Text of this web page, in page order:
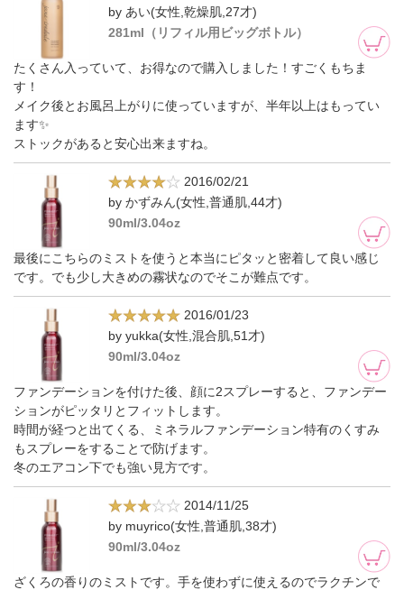
by あい(女性,乾燥肌,27才)
281ml（リフィル用ビッグボトル）
たくさん入っていて、お得なので購入しました！すごくもちま
す！
メイク後とお風呂上がりに使っていますが、半年以上はもってい
ます✨
ストックがあると安心出来ますね。
2016/02/21
by かずみん(女性,普通肌,44才)
90ml/3.04oz
最後にこちらのミストを使うと本当にピタッと密着して良い感じ
です。でも少し大きめの霧状なのでそこが難点です。
2016/01/23
by yukka(女性,混合肌,51才)
90ml/3.04oz
ファンデーションを付けた後、顔に2スプレーすると、ファンデー
ションがピッタリとフィットします。
時間が経つと出てくる、ミネラルファンデーション特有のくすみ
もスプレーをすることで防げます。
冬のエアコン下でも強い見方です。
2014/11/25
by muyrico(女性,普通肌,38才)
90ml/3.04oz
ざくろの香りのミストです。手を使わずに使えるのでラクチンで